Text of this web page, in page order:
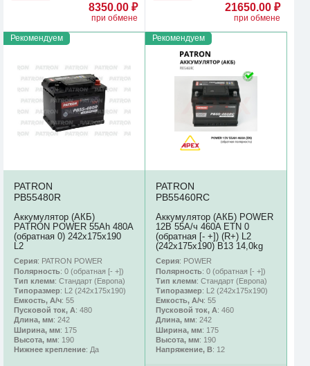
8350.00 ₽
при обмене
21650.00 ₽
при обмене
Рекомендуем
PATRON
PB55480R
Аккумулятор (АКБ)
PATRON POWER 55Ah 480A
(обратная 0) 242x175x190
L2
Серия: PATRON POWER
Полярность: 0 (обратная [- +])
Тип клемм: Стандарт (Европа)
Типоразмер: L2 (242х175х190)
Емкость, А/ч: 55
Пусковой ток, А: 480
Длина, мм: 242
Ширина, мм: 175
Высота, мм: 190
Нижнее крепление: Да
Рекомендуем
PATRON
PB55460RC
Аккумулятор (АКБ) POWER
12В 55А/ч 460A ETN 0
(обратная [- +]) (R+) L2
(242х175х190) B13 14,0kg
Серия: POWER
Полярность: 0 (обратная [- +])
Тип клемм: Стандарт (Европа)
Типоразмер: L2 (242х175х190)
Емкость, А/ч: 55
Пусковой ток, А: 460
Длина, мм: 242
Ширина, мм: 175
Высота, мм: 190
Напряжение, В: 12